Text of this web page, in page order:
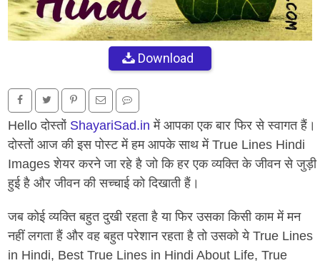
Download
Hello दोस्तों ShayariSad.in में आपका एक बार फिर से स्वागत हैं।
दोस्तों आज की इस पोस्ट में हम आपके साथ में True Lines Hindi
Images शेयर करने जा रहे है जो कि हर एक व्यक्ति के जीवन से जुड़ी
हुई है और जीवन की सच्चाई को दिखाती हैं।
जब कोई व्यक्ति बहुत दुखी रहता है या फिर उसका किसी काम में मन
नहीं लगता हैं और वह बहुत परेशान रहता है तो उसको ये True Lines
in Hindi, Best True Lines in Hindi About Life, True